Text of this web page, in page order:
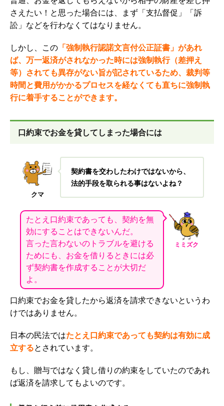
さえたい！と思った場合には、まず「支払督促」「訴
訟」などを行わなくてはなりません。
しかし 、この 「強制執行認諾文言付公正証書」があれ
ば、 万一返済がされなかった時には強制執行（差押え
等）されても異存がない旨が記されているため、裁判等
時間と費用がかかるプロセスを経なくても直ちに強制執
行に着手することができます。
口約束でお金を貸してしまった場合には
クマ
契約書を交わしたわけではないから、
法的手段を取られる事はないよね？
ミミズク
たとえ口約束であっても、契約を無
効にすることはできないんだ。
言った言わないのトラブルを避ける
ためにも、お金を借りるときには必
ず契約書を作成することが大切だ
よ。
口約束でお金を貸したから返済を請求できないというわ
けではありません。
日本の民法ではたとえ 口約束であっても契約は有効に成
立するとされています。
もし、贈与ではなく貸し借りの約束をしていたのであれ
ば返済を請求してもよいのです。